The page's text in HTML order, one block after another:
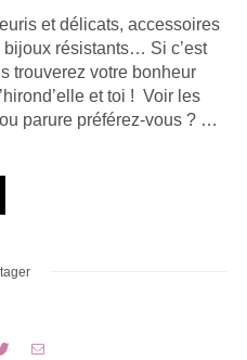
et délicats, accessoires
résistants… Si c’est
trouverez votre bonheur
et toi ! Voir les
parure préférez-vous ? …